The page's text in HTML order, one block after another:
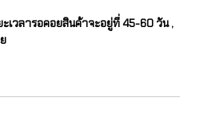
เวลารอคอยสินค้าจะอยู่ที่ 45-60 วัน ,